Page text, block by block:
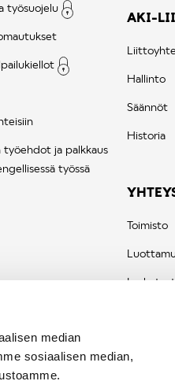
median
sosiaalisen median,
työsuojelu
työehdot ja palkkaus
työssä
AKI-
Hallinto
Säännöt
Historia
Toimisto